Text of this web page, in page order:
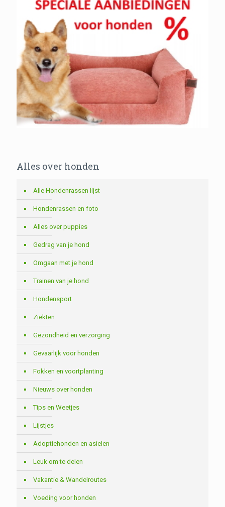
Alles over honden
Alle Hondenrassen lijst
Hondenrassen en foto
Alles over puppies
Gedrag van je hond
Omgaan met je hond
Trainen van je hond
Hondensport
Ziekten
Gezondheid en verzorging
Gevaarlijk voor honden
Fokken en voortplanting
Nieuws over honden
Tips en Weetjes
Lijstjes
Adoptiehonden en asielen
Leuk om te delen
Vakantie & Wandelroutes
Voeding voor honden